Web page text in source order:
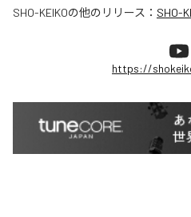
SHO-KEIKOの他のリリース： SHO-
https://